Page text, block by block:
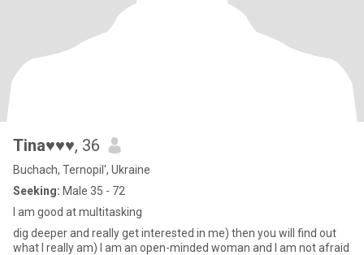
Tina♥♥♥, 36
Buchach, Ternopil', Ukraine
Seeking: Male 35 - 72
I am good at multitasking
dig deeper and really get interested in me) then you will find out
what I really am) I am an open-minded woman and I am not afraid